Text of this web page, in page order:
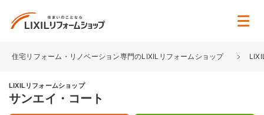
住宅リフォーム・リノベーション専門のLIXILリフォームショップ
LIXILリフォームショップ
サンエイ・コート